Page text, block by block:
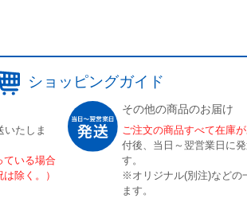
ショッピングガイド
いたしま
ている場合
除く。）
その他の商品のお届け
ご注文の商品すべて在庫が
付後、当日～翌営業日に
す。
※オリジナル(別注)などの
ます。